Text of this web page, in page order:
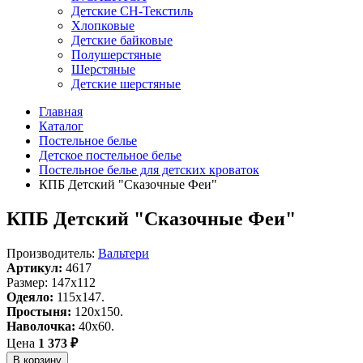
Детские СН-Текстиль
Хлопковые
Детские байковые
Полушерстяные
Шерстяные
Детские шерстяные
Главная
Каталог
Постельное белье
Детское постельное белье
Постельное белье для детских кроваток
КПБ Детский "Сказочные Феи"
КПБ Детский "Сказочные Феи"
Производитель: Вальтери
Артикул: 4617
Размер: 147х112
Одеяло: 115x147.
Простыня: 120x150.
Наволочка: 40x60.
Цена 1 373 ₽
В корзину